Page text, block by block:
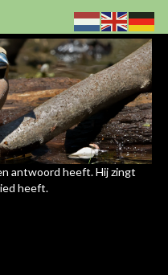
antwoord heeft. Hij zingt
heeft.